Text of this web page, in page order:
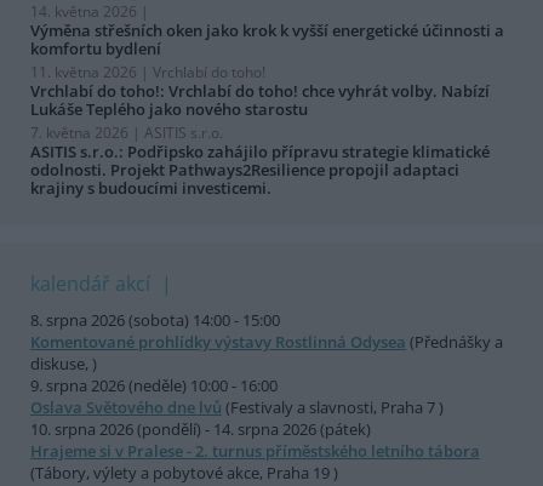
14. května 2026 |
Výměna střešních oken jako krok k vyšší energetické účinnosti a
komfortu bydlení
11. května 2026 | Vrchlabí do toho!
Vrchlabí do toho!: Vrchlabí do toho! chce vyhrát volby. Nabízí
Lukáše Teplého jako nového starostu
7. května 2026 | ASITIS s.r.o.
ASITIS s.r.o.: Podřipsko zahájilo přípravu strategie klimatické
odolnosti. Projekt Pathways2Resilience propojil adaptaci
krajiny s budoucími investicemi.
kalendář akcí
8. srpna 2026 (sobota) 14:00 - 15:00
Komentované prohlídky výstavy Rostlinná Odysea (Přednášky a
diskuse, )
9. srpna 2026 (neděle) 10:00 - 16:00
Oslava Světového dne lvů (Festivaly a slavnosti, Praha 7 )
10. srpna 2026 (pondělí) - 14. srpna 2026 (pátek)
Hrajeme si v Pralese - 2. turnus příměstského letního tábora
(Tábory, výlety a pobytové akce, Praha 19 )